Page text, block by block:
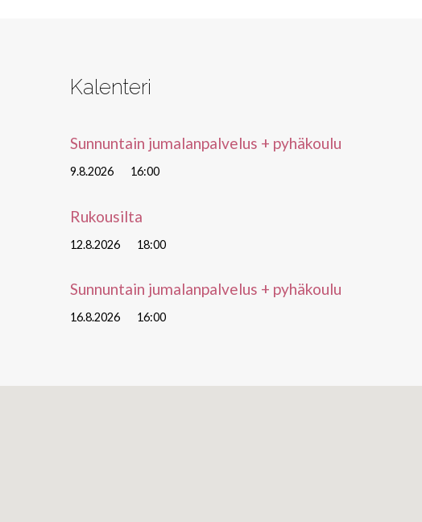
Kalenteri
Sunnuntain jumalanpalvelus + pyhäkoulu
9.8.2026 16:00
Rukousilta
12.8.2026 18:00
Sunnuntain jumalanpalvelus + pyhäkoulu
16.8.2026 16:00